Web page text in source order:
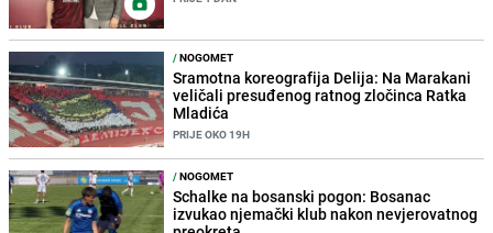
/NOGOMET
Sramotna koreografija Delija: Na Marakani
veličali presuđenog ratnog zločinca Ratka
Mladića
PRIJE OKO 19H
/NOGOMET
Schalke na bosanski pogon: Bosanac
izvukao njemački klub nakon nevjerovatnog